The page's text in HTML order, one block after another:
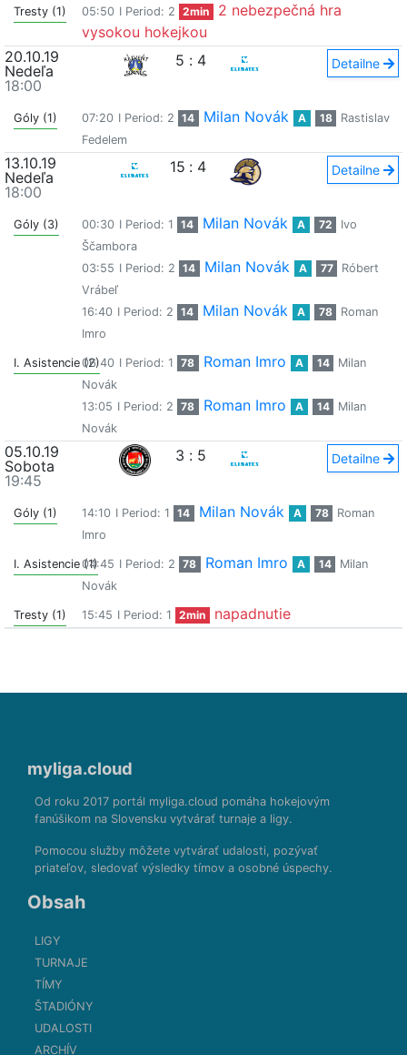
Tresty (1) 05:50 I Period: 2 2min
2 nebezpečná hra
vysokou hokejkou
20.10.19
Nedeľa
18:00
5 : 4 Detailne
Góly (1) 07:20 I Period: 2 14 Milan Novák A 18
Rastislav
Fedelem
13.10.19
Nedeľa
18:00
15 : 4 Detailne
Góly (3) 00:30 I Period: 1 14 Milan Novák A 72
Ivo
Ščambora
03:55 I Period: 2 14 Milan Novák A 77
Róbert
Vrábeľ
16:40 I Period: 2 14 Milan Novák A 78
Roman
Imro
I. Asistencie (2)06:40 I Period: 1 78 Roman Imro A 14
Milan
Novák
13:05 I Period: 2 78 Roman Imro A 14
Milan
Novák
05.10.19
Sobota
19:45
3 : 5 Detailne
Góly (1) 14:10 I Period: 1 14 Milan Novák A 78
Roman
Imro
I. Asistencie (1)04:45 I Period: 2 78 Roman Imro A 14
Milan
Novák
Tresty (1) 15:45 I Period: 1 2min napadnutie
myliga.cloud
Od roku 2017 portál myliga.cloud pomáha hokejovým
fanúšikom na Slovensku vytvárať turnaje a ligy.
Pomocou služby môžete vytvárať udalosti, pozývať
priateľov, sledovať výsledky tímov a osobné úspechy.
Obsah
LIGY
TURNAJE
TÍMY
ŠTADIÓNY
UDALOSTI
ARCHÍV